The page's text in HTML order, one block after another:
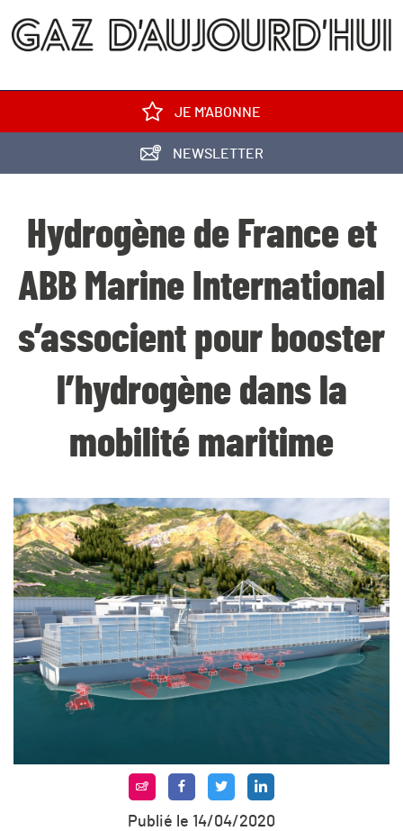
JE M'ABONNE
NEWSLETTER
Hydrogène de France et
ABB Marine International
s’associent pour booster
l’hydrogène dans la
mobilité maritime
Publié le 14/04/2020